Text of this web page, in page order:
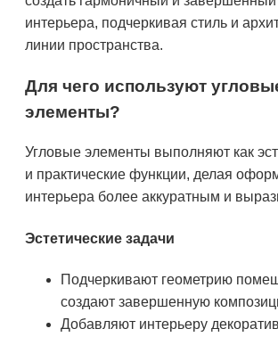
интерьера, подчеркивая стиль и
линии пространства.
Для чего используют
элементы?
Угловые элементы выполняют как
и практические функции, делая
интерьера более аккуратным и
Эстетические задачи
Подчеркивают геометрию
создают завершенную
Добавляют интерьеру